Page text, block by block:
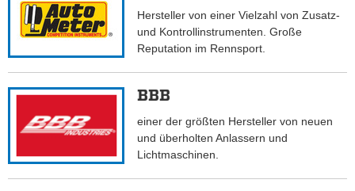
Hersteller von einer Vielzahl von Zusatz-
und Kontrollinstrumenten. Große
Reputation im Rennsport.
BBB
einer der größten Hersteller von neuen
und überholten Anlassern und
Lichtmaschinen.